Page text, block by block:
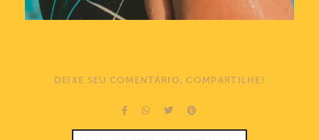
DEIXE SEU COMENTÁRIO, COMPARTILHE!